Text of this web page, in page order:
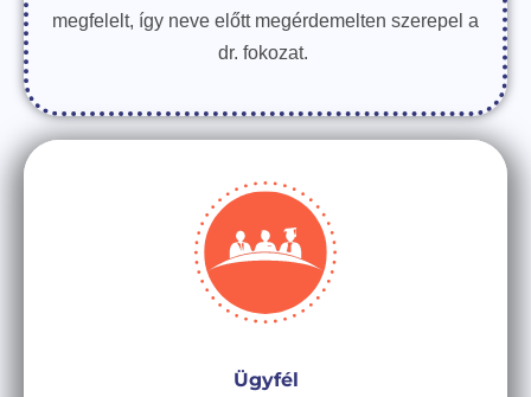
megfelelt, így neve előtt megérdemelten szerepel a
dr. fokozat.
Ügyfél